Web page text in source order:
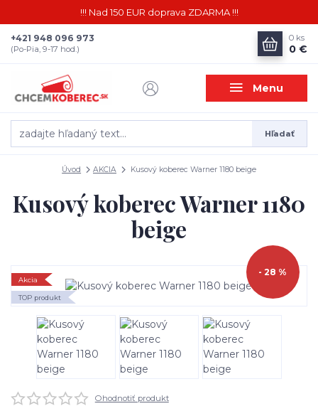
!!! Nad 150 EUR doprava ZDARMA !!!
Menu
Hľadať
+421 948 096 973
(Po-Pia, 9-17 hod.)
0 ks
0 €
Úvod AKCIA Kusový koberec Warner 1180 beige
Kusový koberec Warner 1180
beige
Akcia
TOP produkt
- 28 %
Ohodnotiť produkt